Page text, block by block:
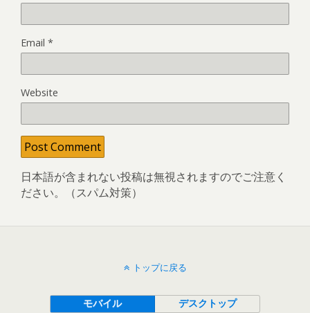
Email *
Website
日本語が含まれない投稿は無視されますのでご注意く
ださい。（スパム対策）
トップに戻る
モバイル デスクトップ